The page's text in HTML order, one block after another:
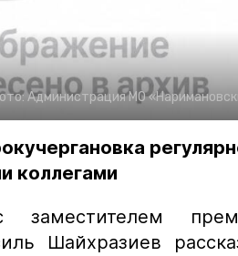
Администрация МО
коллегами
Шайхразиев